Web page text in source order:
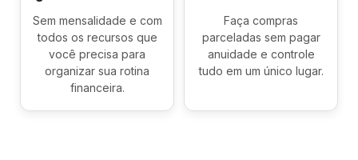
Sem mensalidade e com
todos os recursos que
você precisa para
organizar sua rotina
financeira.
Faça compras
parceladas sem pagar
anuidade e controle
tudo em um único lugar.